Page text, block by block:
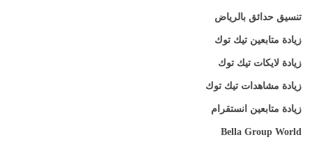
تنسيق حدائق بالرياض
زيادة متابعين تيك توك
زيادة لايكات تيك توك
زيادة مشاهدات تيك توك
زيادة متابعين انستقرام
Bella Group World